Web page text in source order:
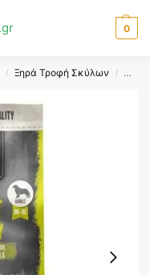
0
/ Ξηρά Τροφή Σκύλων /